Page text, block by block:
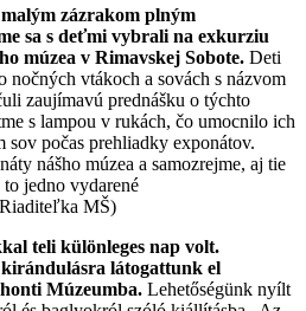
zázrakom plným
sa s deťmi vybrali na exkurziu
múzea v Rimavskej Sobote. Deti
vtákoch a sovách s názvom
zaujímavú prednášku o týchto
s lampou v rukách, čo umocnilo ich
sov počas prehliadky exponátov.
nášho múzea a samozrejme, aj tie
jedno vydarené
MŠ)
teli különleges nap volt.
látogattunk el
Múzeumba. Lehetőségünk nyílt